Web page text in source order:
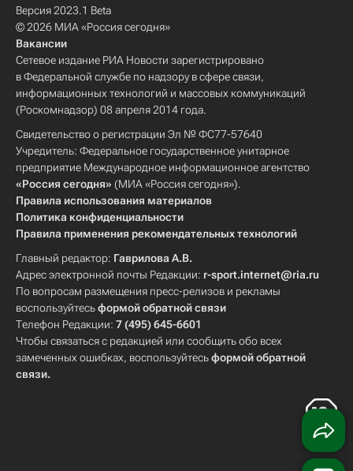
Версия 2023.1 Beta
© 2026 МИА «Россия сегодня»
Вакансии
Сетевое издание РИА Новости зарегистрировано
в Федеральной службе по надзору в сфере связи,
информационных технологий и массовых коммуникаций
(Роскомнадзор) 08 апреля 2014 года.
Свидетельство о регистрации Эл № ФС77-57640
Учредитель: Федеральное государственное унитарное
предприятие Международное информационное агентство
«Россия сегодня» (МИА «Россия сегодня»).
Правила использования материалов
Политика конфиденциальности
Правила применения рекомендательных технологий
Главный редактор: Гаврилова А.В.
Адрес электронной почты Редакции: r-sport.internet@ria.ru
По вопросам размещения пресс-релизов и рекламы
воспользуйтесьформой обратной связи
Телефон Редакции: 7 (495) 645-6601
Чтобы связаться с редакцией или сообщить обо всех
замеченных ошибках, воспользуйтесьформой обратной
связи.